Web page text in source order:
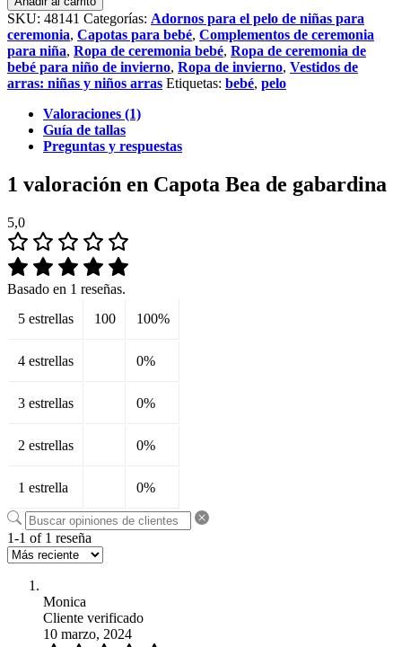
de
gabardina
cantidad
SKU: 48141 Categorías: Adornos para el pelo de niñas para
ceremonia, Capotas para bebé, Complementos de ceremonia
para niña, Ropa de ceremonia bebé, Ropa de ceremonia de
bebé para niño de invierno, Ropa de invierno, Vestidos de
arras: niñas y niños arras Etiquetas: bebé, pelo
Valoraciones (1)
Guía de tallas
Preguntas y respuestas
1 valoración en Capota Bea de gabardina
5,0
Basado en 1 reseñas.
5 estrellas
100 100%
4 estrellas 0%
3 estrellas 0%
2 estrellas 0%
1 estrella 0%
1-1 of 1 reseña
Monica
Cliente verificado
10 marzo, 2024